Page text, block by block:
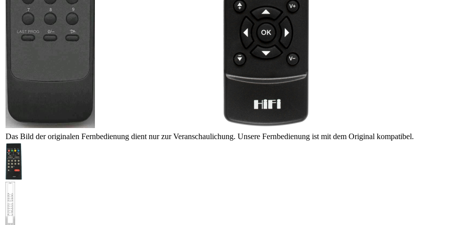
Das Bild der originalen Fernbedienung dient nur zur Veranschaulichung. Unsere Fernbedienung ist mit dem Original kompatibel.